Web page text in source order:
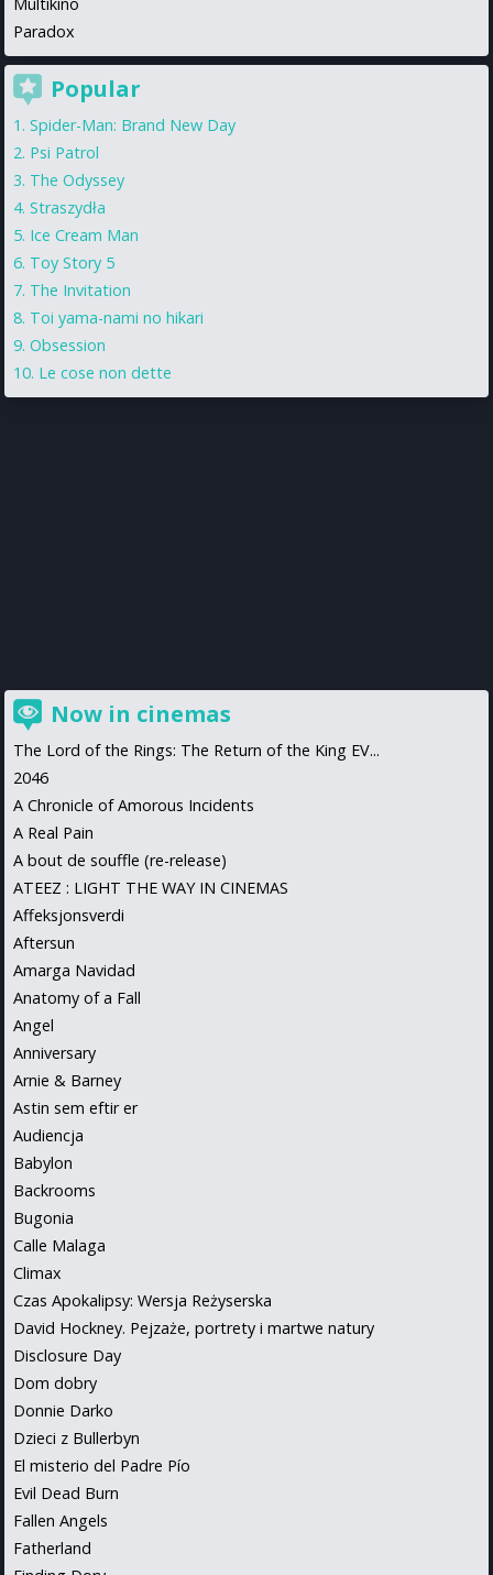
Paradox
Popular
Spider-Man: Brand New Day
Psi Patrol
The Odyssey
Straszydła
Ice Cream Man
Toy Story 5
The Invitation
Toi yama-nami no hikari
Obsession
Le cose non dette
Now in cinemas
The Lord of the Rings: The Return of the King EV...
2046
A Chronicle of Amorous Incidents
A Real Pain
A bout de souffle (re-release)
ATEEZ : LIGHT THE WAY IN CINEMAS
Affeksjonsverdi
Aftersun
Amarga Navidad
Anatomy of a Fall
Angel
Anniversary
Arnie & Barney
Astin sem eftir er
Audiencja
Babylon
Backrooms
Bugonia
Calle Malaga
Climax
Czas Apokalipsy: Wersja Reżyserska
David Hockney. Pejzaże, portrety i martwe natury
Disclosure Day
Dom dobry
Donnie Darko
Dzieci z Bullerbyn
El misterio del Padre Pío
Evil Dead Burn
Fallen Angels
Fatherland